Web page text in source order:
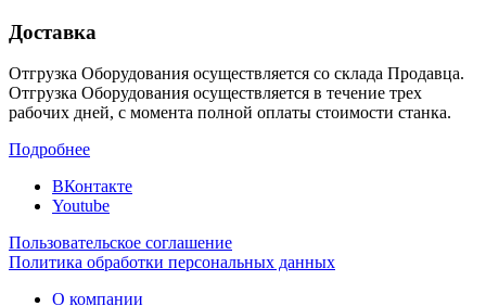
Доставка
Отгрузка Оборудования осуществляется со склада Продавца.
Отгрузка Оборудования осуществляется в течение трех
рабочих дней, с момента полной оплаты стоимости станка.
Подробнее
ВКонтакте
Youtube
Пользовательское соглашение
Политика обработки персональных данных
О компании